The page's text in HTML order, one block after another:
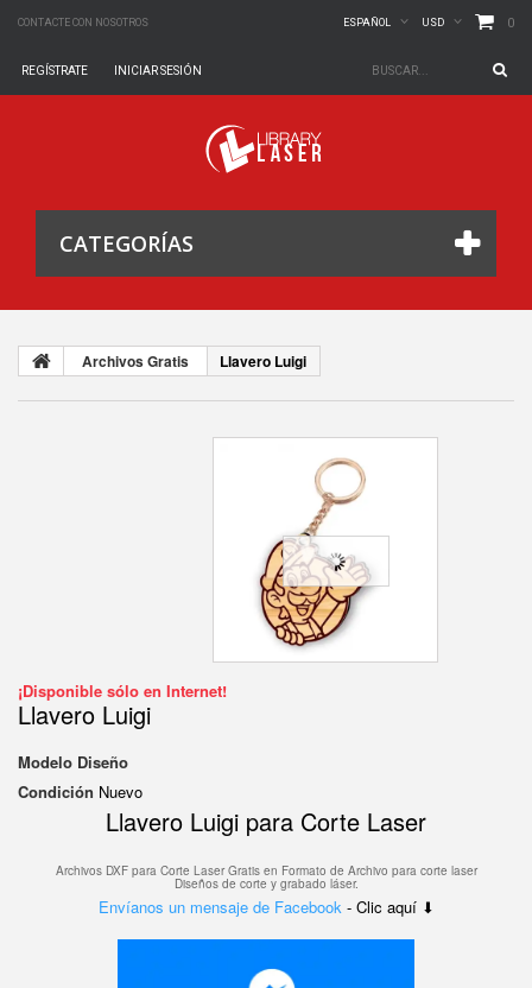
CONTACTE CON NOSOTROS 0
USD
ESPAÑOL
INICIAR SESIÓN
REGÍSTRATE
CATEGORÍAS
Archivos Gratis Llavero Luigi
¡Disponible sólo en Internet!
Llavero Luigi
Modelo Diseño
Condición Nuevo
Llavero Luigi para Corte Laser
Archivos DXF para Corte Laser Gratis en Formato de Archivo para corte laser
Diseños de corte y grabado láser.
Envíanos un mensaje de Facebook - Clic aquí ⬇